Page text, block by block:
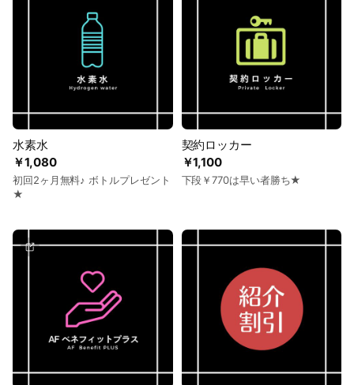
￥1,080
水素水
初回2ヶ月無料♪ ボトルプレゼント
★
￥1,100
契約ロッカー
下段￥770は早い者勝ち★